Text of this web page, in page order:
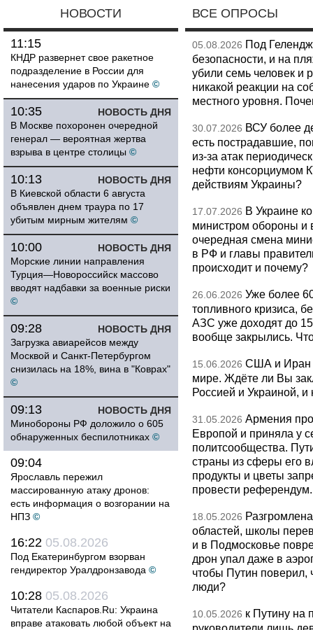
НОВОСТИ
11:15
КНДР развернет свое ракетное
подразделение в России для
нанесения ударов по Украине ©
НОВОСТЬ ДНЯ
10:35
В Москве похоронен очередной
генерал — вероятная жертва
взрыва в центре столицы ©
НОВОСТЬ ДНЯ
10:13
В Киевской области 6 августа
объявлен днем траура по 17
убитым мирным жителям ©
НОВОСТЬ ДНЯ
10:00
Морские линии направления
Турция—Новороссийск массово
вводят надбавки за военные риски
©
НОВОСТЬ ДНЯ
09:28
Загрузка авиарейсов между
Москвой и Санкт-Петербургом
снизилась на 18%, вина в "Коврах"
©
НОВОСТЬ ДНЯ
09:13
Минобороны РФ доложило о 605
обнаруженных беспилотниках ©
09:04
Ярославль пережил
массированную атаку дронов:
есть информация о возгорании на
НПЗ ©
16:22 05.08.2026
Под Екатеринбургом взорван
гендиректор Уралдронзавода ©
10:28 05.08.2026
Читатели Каспаров.Ru: Украина
вправе атаковать любой объект на
ВСЕ ОПРОСЫ
05.08.2026 Под
безопасности, и на
убили семь человек и
никакой реакции на
местного уровня.
30.07.2026 ВСУ более
есть пострадавшие,
из-за атак
нефти консорциумом
действиям Украины?
17.07.2026 В Украине
министром обороны и
очередная смена
в РФ и главы
происходит и почему?
26.06.2026 Уже более
топливного кризиса,
АЗС уже доходят до
вообще закрылись.
15.06.2026 США и Иран
мире. Ждёте ли Вы
Россией и Украиной,
31.05.2026 Армения
Европой и приняла у
политсообщества.
страны из сферы его
продукты и цветы
провести
18.05.2026
областей, школы
и в Подмосковье
дрон упал даже в
чтобы Путин поверил,
люди?
10.05.2026 к Путину на